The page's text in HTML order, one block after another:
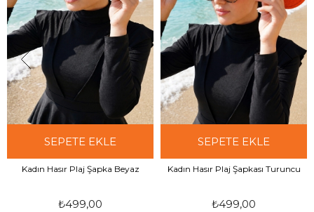
SEPETE EKLE
Kadın Hasır Plaj Şapka Beyaz
₺499,00
SEPETE EKLE
Kadın Hasır Plaj Şapkası Turuncu
₺499,00